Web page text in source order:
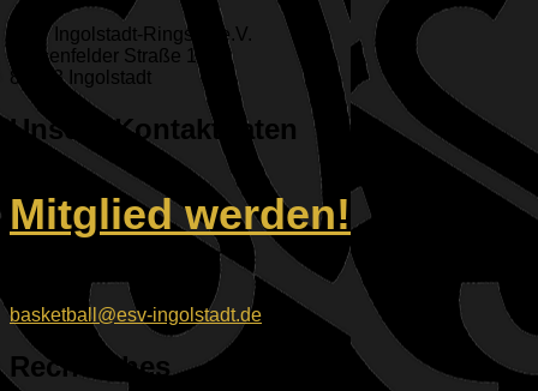
ESV Ingolstadt-Ringsee e.V.
Geisenfelder Straße 1
85053 Ingolstadt
Unsere Kontaktdaten
Mitglied werden!
basketball@esv-ingolstadt.de
Rechtliches